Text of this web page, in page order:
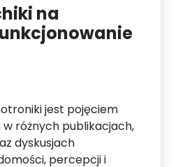
na
jest pojęciem
różnych publikacjach,
dyskusjach
percepcji i